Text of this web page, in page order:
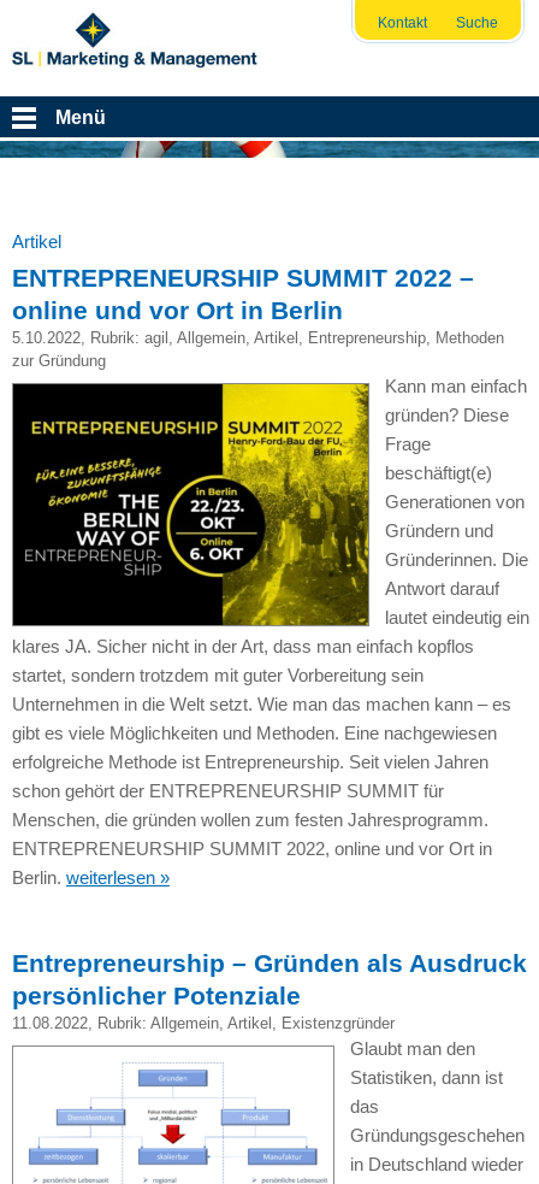
Kontakt Suche
Menü
Artikel
ENTREPRENEURSHIP SUMMIT 2022 –
online und vor Ort in Berlin
5.10.2022, Rubrik: agil , Allgemein, Artikel , Entrepreneurship, Methoden
zur Gründung
Kann man einfach
gründen? Diese
Frage
beschäftigt(e)
Generationen von
Gründern und
Gründerinnen. Die
Antwort darauf
lautet eindeutig ein
klares JA. Sicher nicht in der Art, dass man einfach kopflos
startet, sondern trotzdem mit guter Vorbereitung sein
Unternehmen in die Welt setzt. Wie man das machen kann – es
gibt es viele Möglichkeiten und Methoden. Eine nachgewiesen
erfolgreiche Methode ist Entrepreneurship. Seit vielen Jahren
schon gehört der ENTREPRENEURSHIP SUMMIT für
Menschen, die gründen wollen zum festen Jahresprogramm.
ENTREPRENEURSHIP SUMMIT 2022, online und vor Ort in
Berlin. weiterlesen »
Entrepreneurship – Gründen als Ausdruck
persönlicher Potenziale
11.08.2022, Rubrik: Allgemein, Artikel , Existenzgründer
Glaubt man den
Statistiken, dann ist
das
Gründungsgeschehen
in Deutschland wieder